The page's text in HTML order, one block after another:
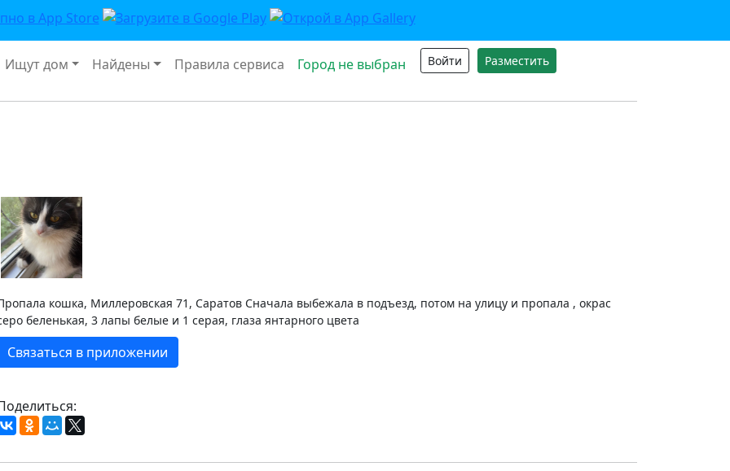
Ищут дом Найдены Правила сервиса Город не выбран Войти Разместить
кошка, Миллеровская 71, Саратов Сначала выбежала в подъезд, потом на улицу и пропала , окрас
беленькая, 3 лапы белые и 1 серая, глаза янтарного цвета
Связаться в приложении